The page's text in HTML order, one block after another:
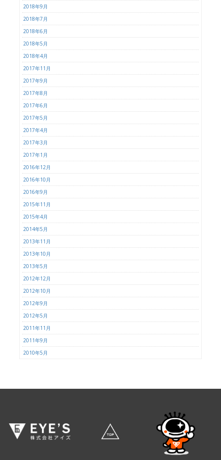
2018年9月
2018年7月
2018年6月
2018年5月
2018年4月
2017年11月
2017年9月
2017年8月
2017年6月
2017年5月
2017年4月
2017年3月
2017年1月
2016年12月
2016年10月
2016年9月
2015年11月
2015年4月
2014年5月
2013年11月
2013年10月
2013年5月
2012年12月
2012年10月
2012年9月
2012年5月
2011年11月
2011年9月
2010年5月